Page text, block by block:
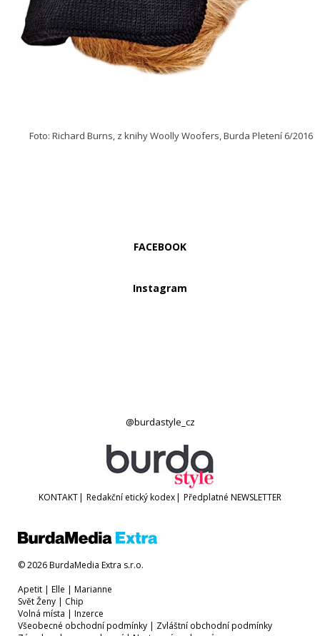
Foto: Richard Burns, z knihy Woolly Woofers, Burda Pletení 6/2016
FACEBOOK
Instagram
@burdastyle_cz
KONTAKT| Redakční etický kodex| Předplatné NEWSLETTER
© 2026 BurdaMedia Extra s.r.o.
Apetit | Elle | Marianne
Svět Ženy | Chip
Volná místa | Inzerce
Všeobecné obchodní podmínky | Zvláštní obchodní podmínky